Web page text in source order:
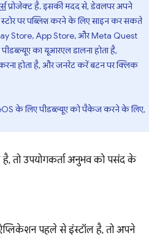
प्रोजेक्ट है. इसकी मदद से, डेवलपर अपने
पर पब्लिश करने के लिए साइन कर सकते
Store, App Store, और Meta Quest
का यूआरएल डालना होता है,
होता है, और जनरेट करें बटन पर क्लिक
के लिए पीडब्ल्यूए को पैकेज करने के लिए,
तो उपयोगकर्ता अनुभव को पसंद के
पहले से इंस्टॉल है, तो अपने